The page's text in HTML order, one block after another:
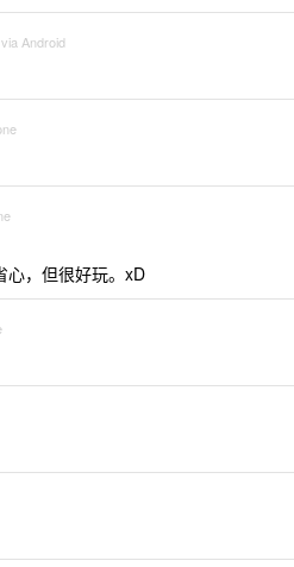
Android
心，但很好玩。xD